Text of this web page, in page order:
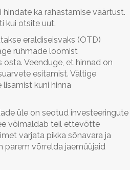
hindate ka rahastamise väärtust.
kui otsite uut.
eraldiseisvaks (OTD)
rühmade loomist
Veenduge, et hinnad on
esitamist. Vältige
kuni hinna
üle on seotud investeeringute
võimaldab teil ettevõtte
varjata pikka sõnavara ja
parem võrrelda jaemüüjaid